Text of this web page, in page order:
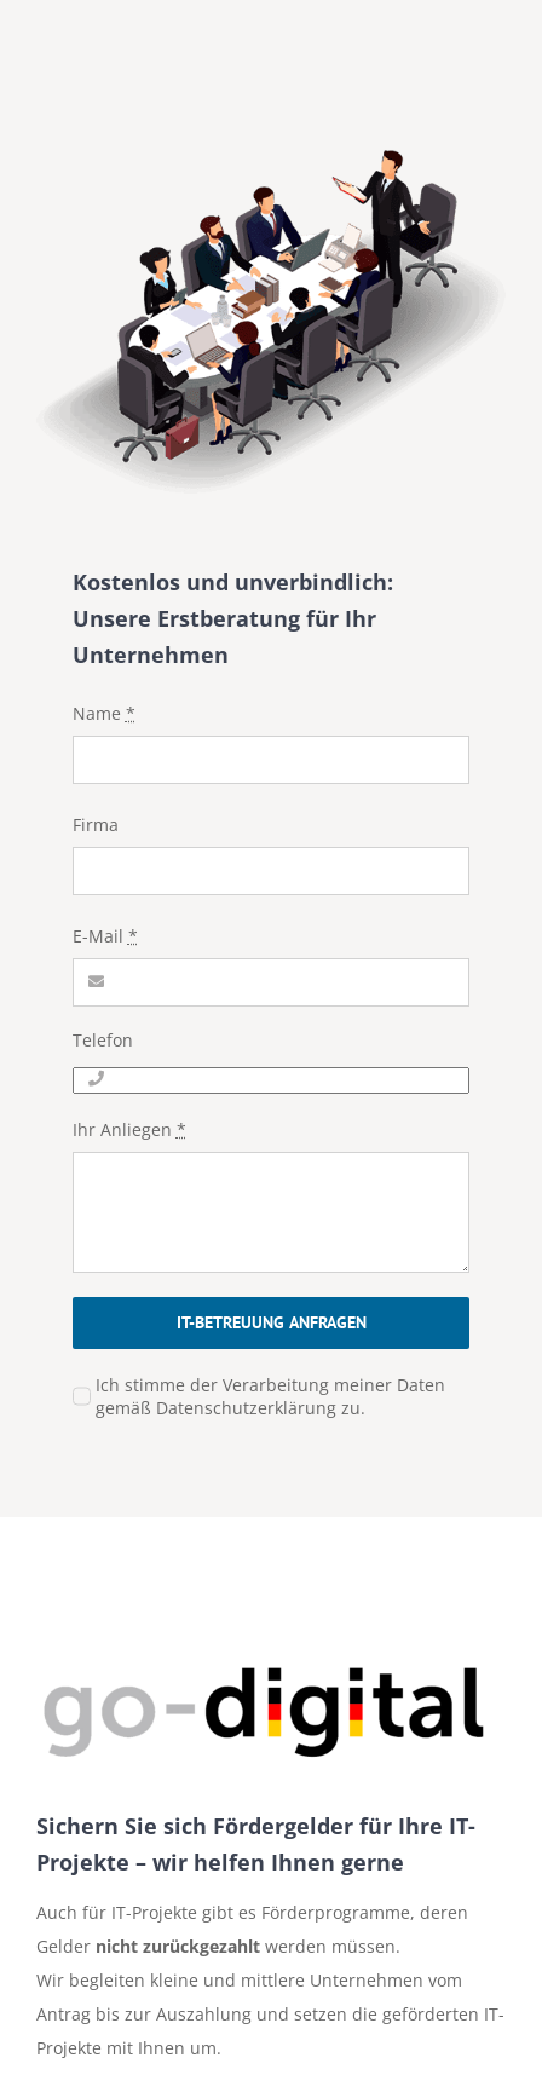
Kostenlos und unverbindlich:
Unsere Erstberatung für Ihr
Unternehmen
Name *
Firma
E-Mail *
Telefon
Ihr Anliegen *
IT-BETREUUNG ANFRAGEN
Ich stimme der Verarbeitung meiner Daten
gemäß Datenschutzerklärung zu.
Sichern Sie sich Fördergelder für Ihre IT-
Projekte – wir helfen Ihnen gerne
Auch für IT-Projekte gibt es Förderprogramme, deren
Gelder nicht zurückgezahltwerden müssen.
Wir begleiten kleine und mittlere Unternehmen vom
Antrag bis zur Auszahlung und setzen die geförderten IT-
Projekte mit Ihnen um.